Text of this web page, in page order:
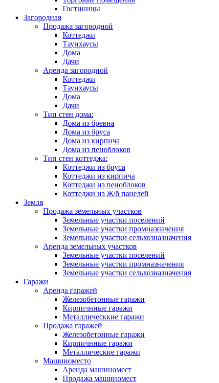
Гостиницы
Загородная
Продажа загородной
Коттеджи
Таунхаусы
Дома
Дачи
Аренда загородной
Коттеджи
Таунхаусы
Дома
Дачи
Тип стен дома:
Дома из бревна
Дома из бруса
Дома из кирпича
Дома из пеноблоков
Тип стен коттеджа:
Коттеджи из бруса
Коттеджи из кирпича
Коттеджи из пеноблоков
Коттеджи из Ж/б панелей
Земля
Продажа земельных участков
Земельные участки поселений
Земельные участки промназначения
Земельные участки сельхозназначения
Аренда земельных участков
Земельные участки поселений
Земельные участки промназначения
Земельные участки сельхозназначения
Гаражи
Аренда гаражей
Железобетонные гаражи
Кирпичнные гаражи
Металлическкие гаражи
Продажа гаражей
Железобетонные гаражи
Кирпичнные гаражи
Металлические гаражи
Машиноместо
Аренда машиномест
Продажа машиномест